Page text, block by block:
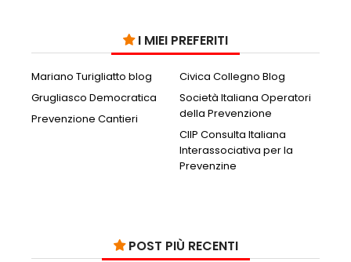
I MIEI PREFERITI
Mariano Turigliatto blog
Civica Collegno Blog
Grugliasco Democratica
Società Italiana Operatori
della Prevenzione
Prevenzione Cantieri
CIIP Consulta Italiana
Interassociativa per la
Prevenzine
POST PIÙ RECENTI